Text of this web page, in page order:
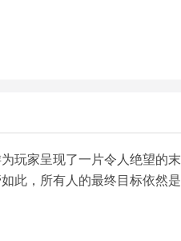
玩家呈现了一片令人绝望的末
此，所有人的最终目标依然是